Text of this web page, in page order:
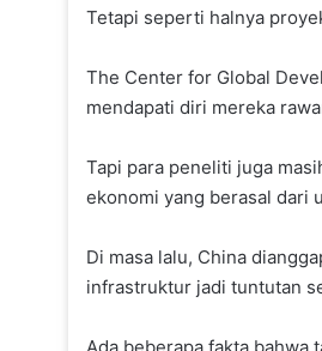
Tetapi seperti halnya
The Center for Global
mendapati diri mereka
Tapi para peneliti juga
ekonomi yang berasal dari
Di masa lalu, China
infrastruktur jadi tuntutan